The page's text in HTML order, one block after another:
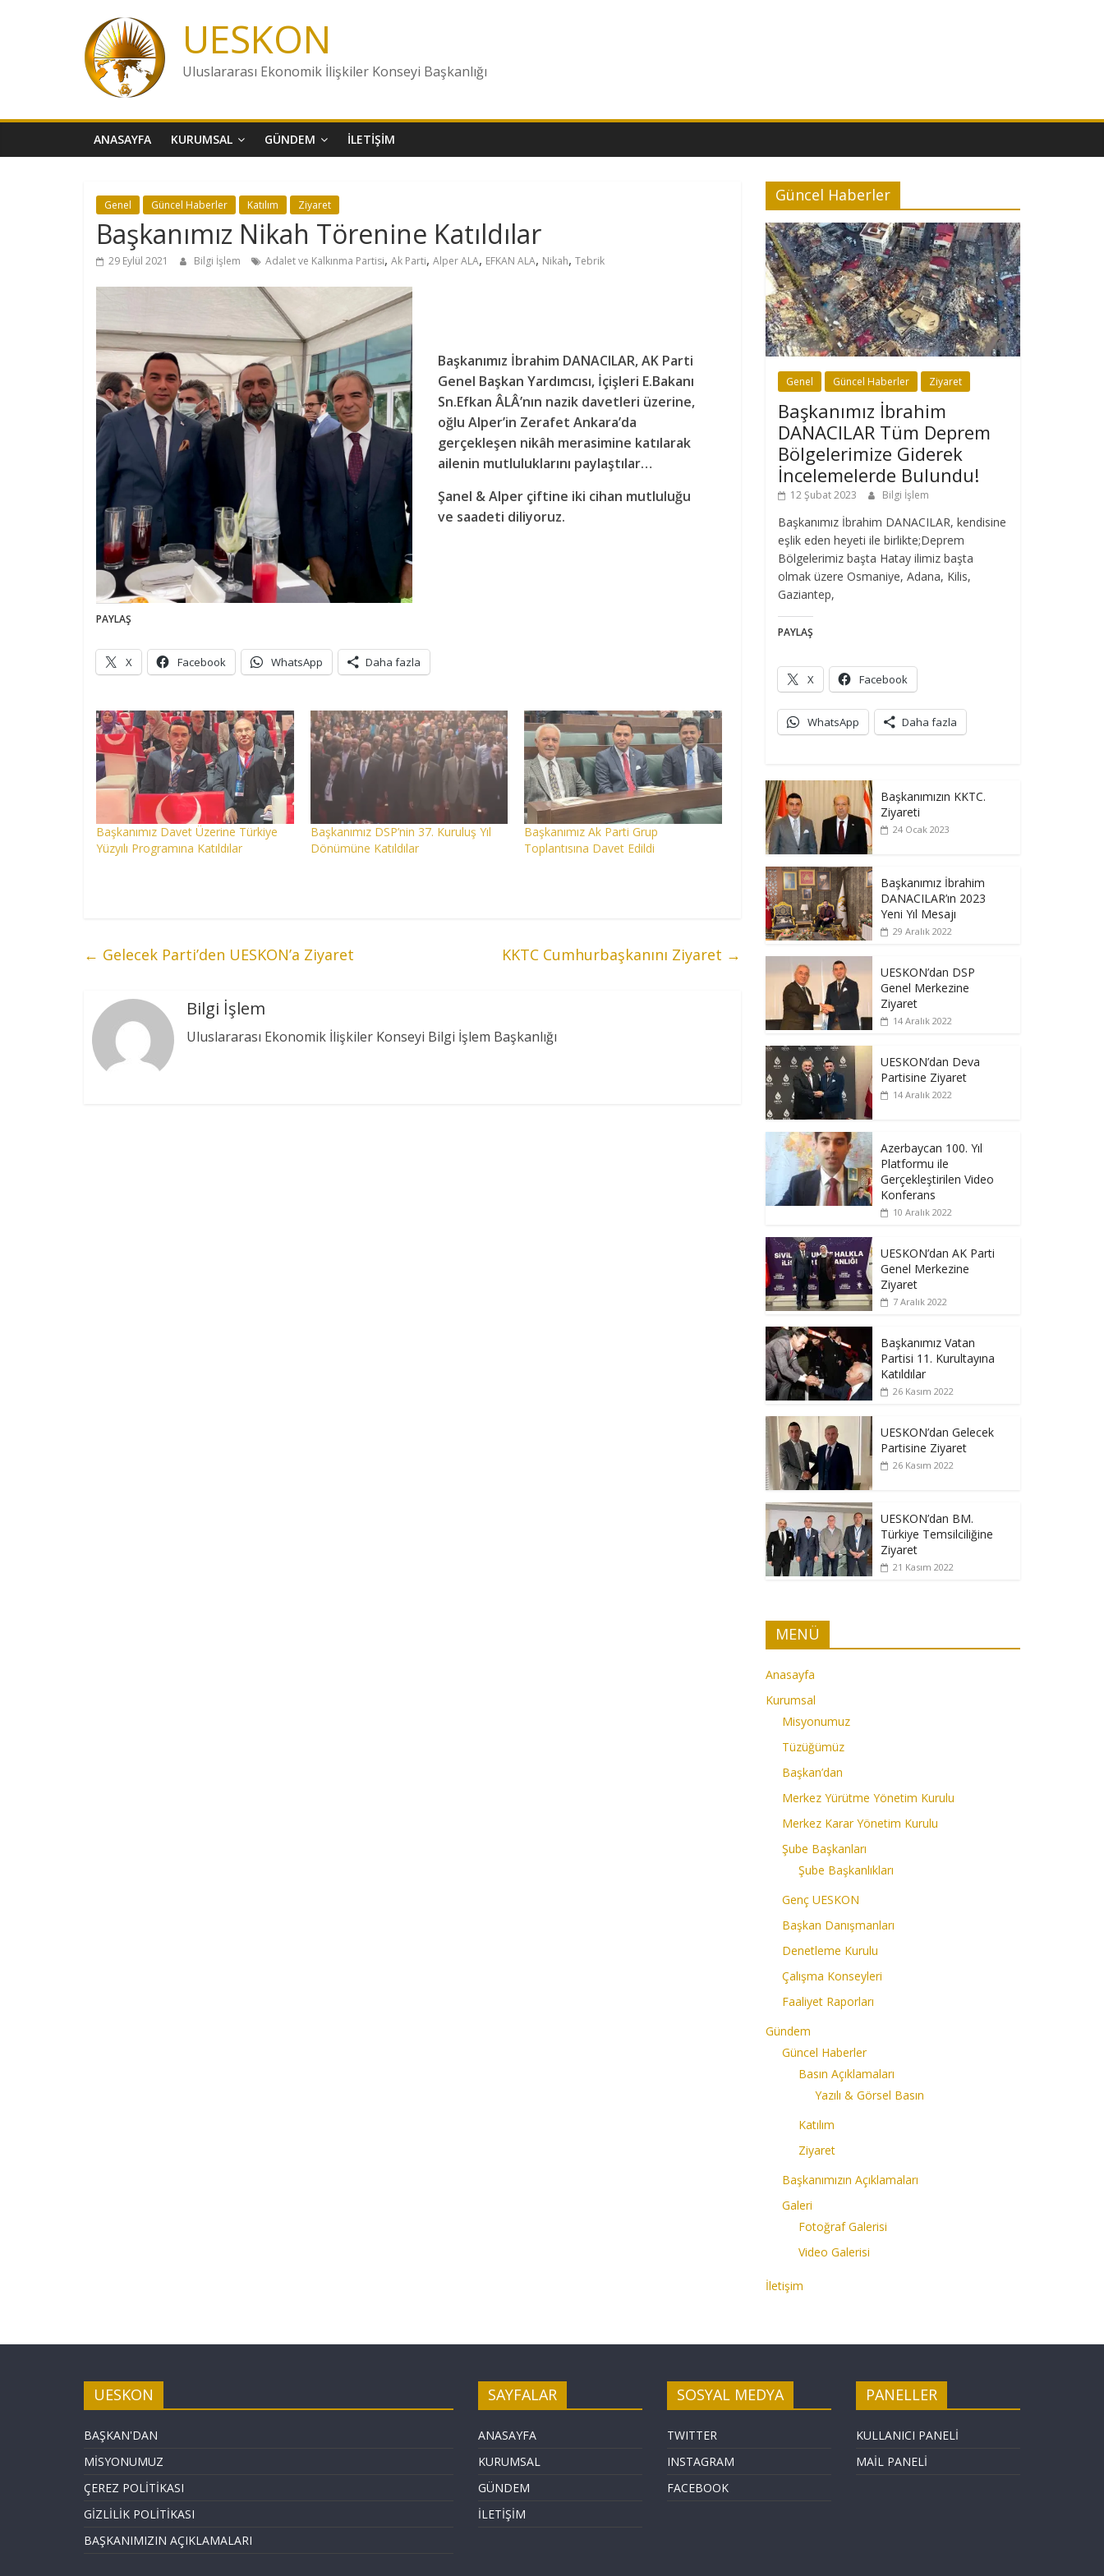
UESKON
Uluslararası Ekonomik İlişkiler Konseyi Başkanlığı
ANASAYFA KURUMSAL GÜNDEM İLETIŞIM
Genel Güncel Haberler Katılım Ziyaret
Başkanımız Nikah Törenine Katıldılar
29 Eylül 2021 Bilgi İşlem Adalet ve Kalkınma Partisi, Ak Parti, Alper ALA, EFKAN ALA, Nikah, Tebrik
Başkanımız İbrahim DANACILAR, AK Parti
Genel Başkan Yardımcısı, İçişleri E.Bakanı
Sn.Efkan ÂLÂ’nın nazik davetleri üzerine,
oğlu Alper’in Zerafet Ankara’da
gerçekleşen nikâh merasimine katılarak
ailenin mutluluklarını paylaştılar…
Şanel & Alper çiftine iki cihan mutluluğu
ve saadeti diliyoruz.
PAYLAŞ
X Facebook WhatsApp Daha fazla
Başkanımız Davet Üzerine Türkiye
Yüzyılı Programına Katıldılar
Başkanımız DSP’nin 37. Kuruluş Yıl
Dönümüne Katıldılar
Başkanımız Ak Parti Grup
Toplantısına Davet Edildi
← Gelecek Parti’den UESKON’a Ziyaret KKTC Cumhurbaşkanını Ziyaret →
Bilgi İşlem
Uluslararası Ekonomik İlişkiler Konseyi Bilgi İşlem Başkanlığı
Güncel Haberler
Genel Güncel Haberler Ziyaret
Başkanımız İbrahim
DANACILAR Tüm Deprem
Bölgelerimize Giderek
İncelemelerde Bulundu!
12 Şubat 2023 Bilgi İşlem
Başkanımız İbrahim DANACILAR, kendisine
eşlik eden heyeti ile birlikte;Deprem
Bölgelerimiz başta Hatay ilimiz başta
olmak üzere Osmaniye, Adana, Kilis,
Gaziantep,
PAYLAŞ
X Facebook
WhatsApp Daha fazla
Başkanımızın KKTC.
Ziyareti
24 Ocak 2023
Başkanımız İbrahim
DANACILAR’ın 2023
Yeni Yıl Mesajı
29 Aralık 2022
UESKON’dan DSP
Genel Merkezine
Ziyaret
14 Aralık 2022
UESKON’dan Deva
Partisine Ziyaret
14 Aralık 2022
Azerbaycan 100. Yıl
Platformu ile
Gerçekleştirilen Video
Konferans
10 Aralık 2022
UESKON’dan AK Parti
Genel Merkezine
Ziyaret
7 Aralık 2022
Başkanımız Vatan
Partisi 11. Kurultayına
Katıldılar
26 Kasım 2022
UESKON’dan Gelecek
Partisine Ziyaret
26 Kasım 2022
UESKON’dan BM.
Türkiye Temsilciliğine
Ziyaret
21 Kasım 2022
MENÜ
Anasayfa
Kurumsal
Misyonumuz
Tüzüğümüz
Başkan’dan
Merkez Yürütme Yönetim Kurulu
Merkez Karar Yönetim Kurulu
Şube Başkanları
Şube Başkanlıkları
Genç UESKON
Başkan Danışmanları
Denetleme Kurulu
Çalışma Konseyleri
Faaliyet Raporları
Gündem
Güncel Haberler
Basın Açıklamaları
Yazılı & Görsel Basın
Katılım
Ziyaret
Başkanımızın Açıklamaları
Galeri
Fotoğraf Galerisi
Video Galerisi
İletişim
UESKON
BAŞKAN'DAN
MİSYONUMUZ
ÇEREZ POLİTİKASI
GİZLİLİK POLİTİKASI
BAŞKANIMIZIN AÇIKLAMALARI
SAYFALAR
ANASAYFA
KURUMSAL
GÜNDEM
İLETİŞİM
SOSYAL MEDYA
TWITTER
INSTAGRAM
FACEBOOK
PANELLER
KULLANICI PANELİ
MAİL PANELİ